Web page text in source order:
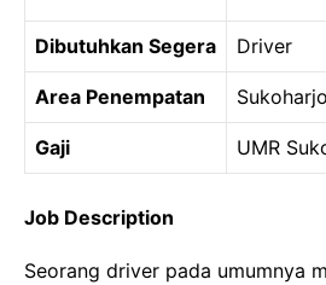
Dibutuhkan Segera Driver
Area Penempatan
Gaji UMR
Job Description
Seorang driver pada umumnya